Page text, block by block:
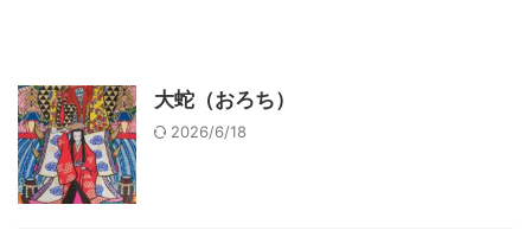
大蛇（おろち）
2026/6/18